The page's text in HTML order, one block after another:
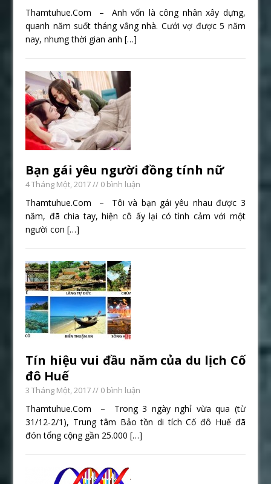
Thamtuhue.Com – Anh vốn là công nhân xây dựng,
quanh năm suốt tháng vắng nhà. Cưới vợ được 5 năm
nay, nhưng thời gian anh[…]
Bạn gái yêu người đồng tính nữ
4 Tháng Một, 2017// 0 bình luận
Thamtuhue.Com – Tôi và bạn gái yêu nhau được 3
năm, đã chia tay, hiện cô ấy lại có tình cảm với một
người con[…]
Tín hiệu vui đầu năm của du lịch Cố
đô Huế
3 Tháng Một, 2017// 0 bình luận
Thamtuhue.Com – Trong 3 ngày nghỉ vừa qua (từ
31/12-2/1), Trung tâm Bảo tồn di tích Cố đô Huế đã
đón tổng cộng gần 25.000[…]